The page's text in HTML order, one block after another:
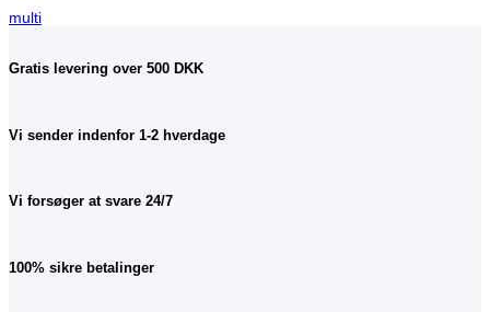
multi
Gratis levering over 500 DKK
Vi sender indenfor 1-2 hverdage
Vi forsøger at svare 24/7
100% sikre betalinger